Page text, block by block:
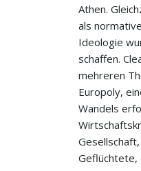
Athen.
als
Ideologie
schaffen.
mehreren
Europoly,
Wandels
Geflüchtete,